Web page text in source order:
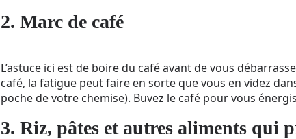
2. Marc de café
L’astuce ici est de boire du café avant de vous
café, la fatigue peut faire en sorte que vous en videz
poche de votre chemise). Buvez le café pour vous
3. Riz, pâtes et autres aliments qui